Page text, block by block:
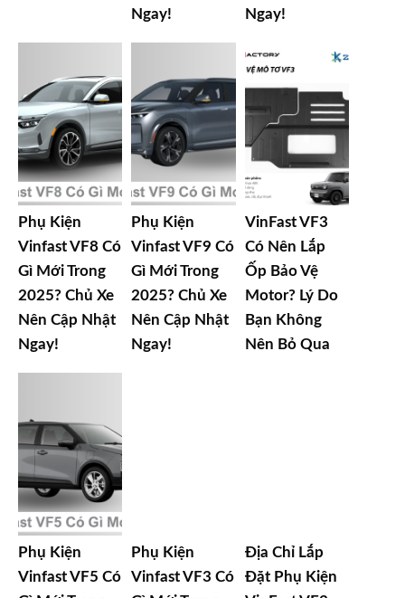
Ngay! Ngay!
Phụ Kiện
Vinfast VF8 Có
Gì Mới Trong
2025? Chủ Xe
Nên Cập Nhật
Ngay!
Phụ Kiện
Vinfast VF9 Có
Gì Mới Trong
2025? Chủ Xe
Nên Cập Nhật
Ngay!
VinFast VF3
Có Nên Lắp
Ốp Bảo Vệ
Motor? Lý Do
Bạn Không
Nên Bỏ Qua
Phụ Kiện
Vinfast VF5 Có
Phụ Kiện
Vinfast VF3 Có
Địa Chỉ Lắp
Đặt Phụ Kiện